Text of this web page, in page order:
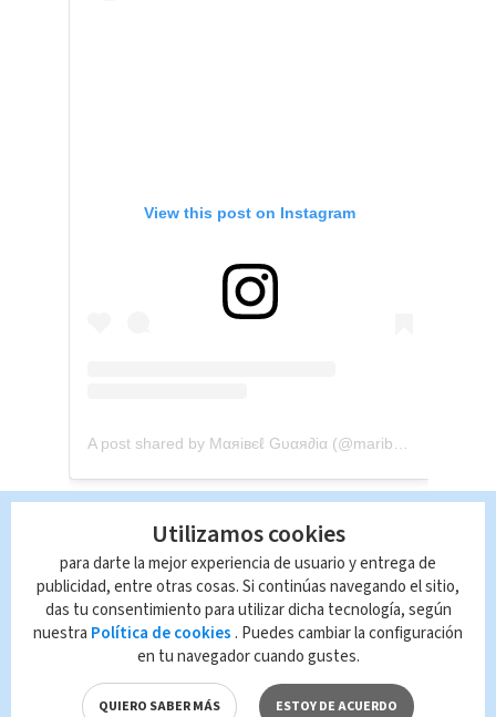
View this post on Instagram
Interpretaciones de Joan Sebastian
acompañaron a madre e hijo en varios
encuentros artísticos, donde destacaron
los temas más icónicos delcantautor
mexicano.
Utilizamos cookies
para darte la mejor experiencia de usuario y entrega de
publicidad, entre otras cosas. Si continúas navegando el sitio,
das tu consentimiento para utilizar dicha tecnología, según
nuestra Política de cookies . Puedes cambiar la configuración
en tu navegador cuando gustes.
QUIERO SABER MÁS ESTOY DE ACUERDO